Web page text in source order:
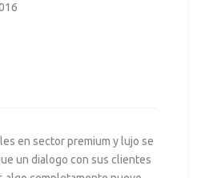
en sector premium y lujo se
un dialogo con sus clientes